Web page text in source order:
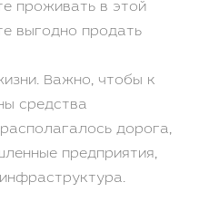
проживать в этой
выгодно продать
Важно, чтобы к
средства
дорога,
предприятия,